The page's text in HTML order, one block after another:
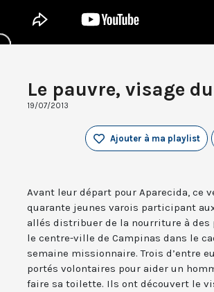
Le pauvre, visage
19/07/2013
Ajouter à ma playlist
Avant leur départ pour Aparecida, ce
quarante jeunes varois participant
allés distribuer de la nourriture à des
le centre-ville de Campinas dans le
semaine missionnaire. Trois d’entre
portés volontaires pour aider un
faire sa toilette. Ils ont découvert le